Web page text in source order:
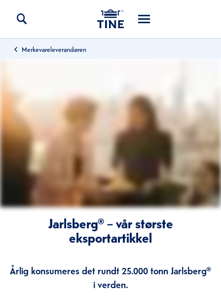
Merkevareleverandøren
Jarlsberg® – vår største
eksportartikkel
Årlig konsumeres det rundt 25.000 tonn Jarlsberg®
i verden.